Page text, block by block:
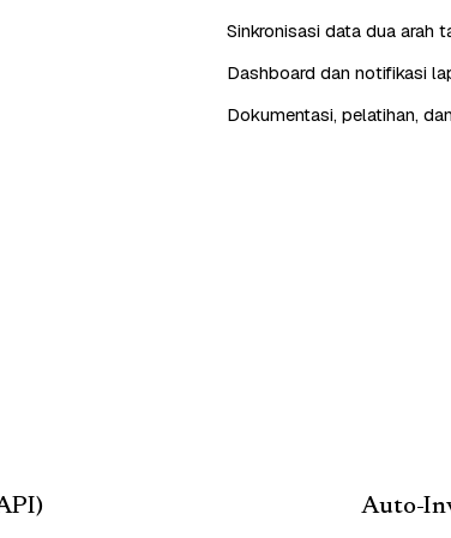
Sinkronisasi data dua arah
Dashboard dan notifikasi
Dokumentasi, pelatihan,
Auto-